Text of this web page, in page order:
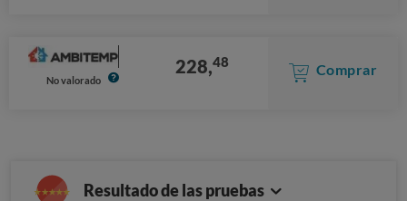
No valorado
228,48 Comprar
Resultado de las pruebas